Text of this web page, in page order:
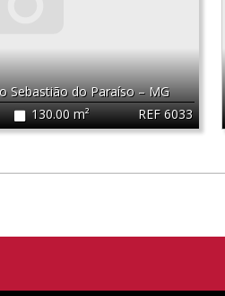
REF 6033
Sebastião do Paraíso–MG
130.00 m²